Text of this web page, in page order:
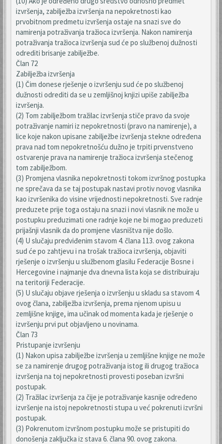
izvršenja, zabilježba izvršenja na nepokretnosti kao
prvobitnom predmetu izvršenja ostaje na snazi sve do
namirenja potraživanja tražioca izvršenja. Nakon namirenja
potraživanja tražioca izvršenja sud će po službenoj dužnosti
odrediti brisanje zabilježbe.
Član 72
Zabilježba izvršenja
(1) Čim donese rješenje o izvršenju sud će po službenoj
dužnosti odrediti da se u zemljišnoj knjizi upiše zabilježba
izvršenja.
(2) Tom zabilježbom tražilac izvršenja stiče pravo da svoje
potraživanje namiri iz nepokretnosti (pravo na namirenje), a
lice koje nakon upisane zabilježbe izvršenja stekne određena
prava nad tom nepokretnošću dužno je trpiti prvenstveno
ostvarenje prava na namirenje tražioca izvršenja stečenog
tom zabilježbom.
(3) Promjena vlasnika nepokretnosti tokom izvršnog postupka
ne sprečava da se taj postupak nastavi protiv novog vlasnika
kao izvršenika do visine vrijednosti nepokretnosti. Sve radnje
preduzete prije toga ostaju na snazi i novi vlasnik ne može u
postupku preduzimati one radnje koje ne bi mogao preduzeti
prijašnji vlasnik da do promjene vlasništva nije došlo.
(4) U slučaju predviđenim stavom 4. člana 113. ovog zakona
sud će po zahtjevu i na trošak tražioca izvršenja, objaviti
rješenje o izvršenju u službenom glasilu Federacije Bosne i
Hercegovine i najmanje dva dnevna lista koja se distribuiraju
na teritoriji Federacije.
(5) U slučaju objave rješenja o izvršenju u skladu sa stavom 4.
ovog člana, zabilježba izvršenja, prema njenom upisu u
zemljišne knjige, ima učinak od momenta kada je rješenje o
izvršenju prvi put objavljeno u novinama.
Član 73
Pristupanje izvršenju
(1) Nakon upisa zabilježbe izvršenja u zemljišne knjige ne može
se za namirenje drugog potraživanja istog ili drugog tražioca
izvršenja na toj nepokretnosti provesti poseban izvršni
postupak.
(2) Tražilac izvršenja za čije je potraživanje kasnije određeno
izvršenje na istoj nepokretnosti stupa u već pokrenuti izvršni
postupak.
(3) Pokrenutom izvršnom postupku može se pristupiti do
donošenja zaključka iz stava 6. člana 90. ovog zakona.